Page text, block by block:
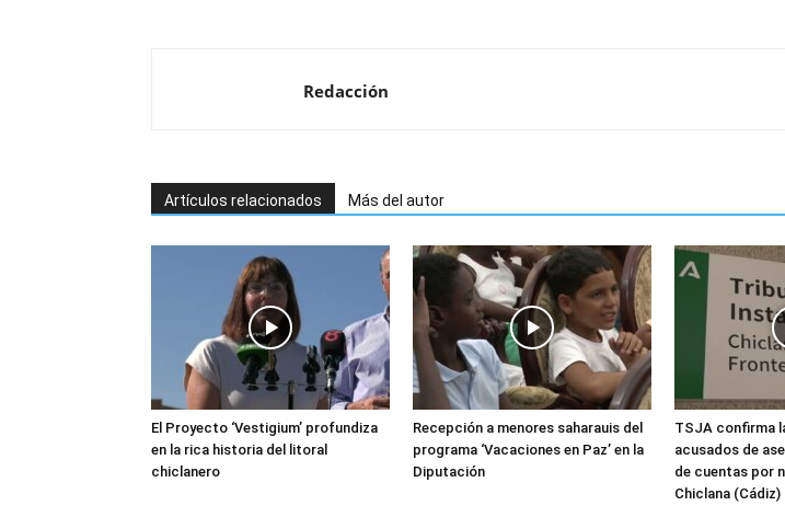
Redacción
Artículos relacionados Más del autor
El Proyecto ‘Vestigium’ profundiza
en la rica historia del litoral
chiclanero
Recepción a menores saharauis del
programa ‘Vacaciones en Paz’ en la
Diputación
TSJA confirma
acusados de
de cuentas por
Chiclana (Cádiz)